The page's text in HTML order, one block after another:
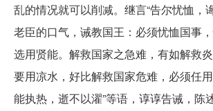
乱的情况就可以削减。继言“告尔忧恤，
老臣的口气，诫教国王：必须忧恤国事
选用贤能。解救国家之急难，有如解救
要用凉水，好比解救国家危难，必须任
能执热，逝不以濯”等语，谆谆告诫，陈